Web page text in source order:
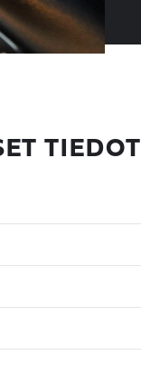
TIEDOT